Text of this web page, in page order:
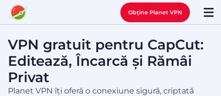
Obține Planet VPN
VPN gratuit pentru CapCut:
Editează, Încarcă și Rămâi
Privat
Planet VPN îți oferă o conexiune sigură, criptată